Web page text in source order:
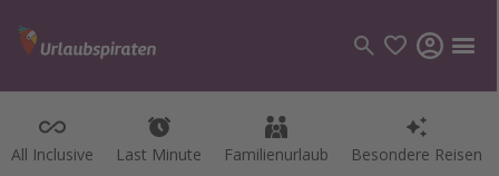
All Inclusive Last Minute Familienurlaub Besondere Reisen
Kategorien